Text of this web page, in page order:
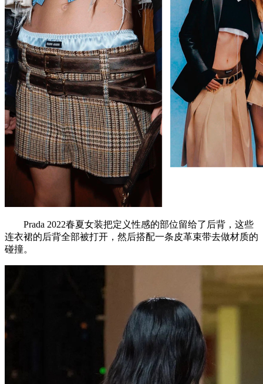
Prada 2022春夏女装把定义性感的部位留给了后背，这些
连衣裙的后背全部被打开，然后搭配一条皮革束带去做材质的
碰撞。